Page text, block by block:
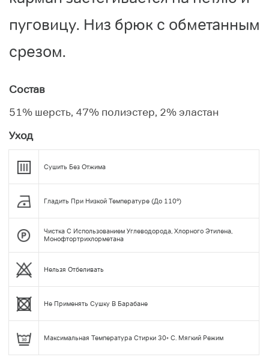
пуговицу. Низ брюк с обметанным
срезом.
Состав
51% шерсть, 47% полиэстер, 2% эластан
Уход
Сушить Без Отжима
Гладить При Низкой Температуре (до 110°)
Чистка С Использованием Углеводорода, Хлорного Этилена,
Монофтортрихлорметана
Нельзя Отбеливать
Не Применять Сушку В Барабане
Максимальная Температура Стирки 30◦ С. Мягкий Режим